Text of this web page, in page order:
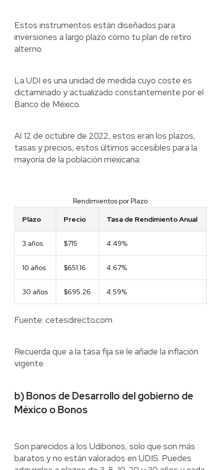
Estos instrumentos están diseñados para
inversiones a largo plazo como tu plan de retiro
alterno.
La UDI es una unidad de medida cuyo coste es
dictaminado y actualizado constantemente por el
Banco de México.
Al 12 de octubre de 2022, estos eran los plazos,
tasas y precios, estos últimos accesibles para la
mayoría de la población mexicana:
Rendimientos por Plazo
Plazo Precio Tasa de Rendimiento Anual
3 años $715 4.49%
10 años $651.16 4.67%
30 años $695.26 4.59%
Fuente: cetesdirecto.com
Recuerda que a la tasa fija se le añade la inflación
vigente.
b) Bonos de Desarrollo del gobierno de
México o Bonos
Son parecidos a los Udibonos, solo que son más
baratos y no están valorados en UDIS. Puedes